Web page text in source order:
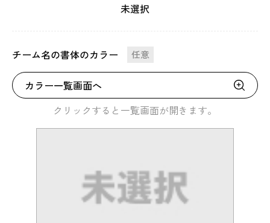
未選択
チーム名の書体のカラー 任意
カラー一覧画面へ
クリックすると一覧画面が開きます。